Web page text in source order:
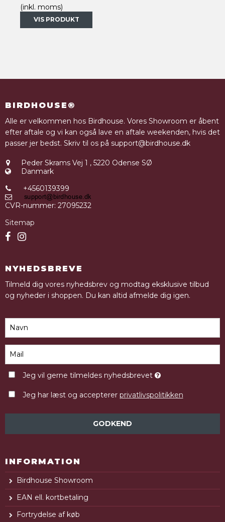
(inkl. moms)
VIS PRODUKT
BIRDHOUSE®
Alle er velkommen hos Birdhouse. Vores Showroom er åbent
efter aftale og vi kan også lave en aftale weekenden, hvis det
passer jer bedst. Skriv til os på support@birdhouse.dk
Peder Skrams Vej 1 , 5220 Odense SØ
Danmark
+4560139399
CVR-nummer: 27095232
Sitemap
NYHEDSBREVE
Tilmeld dig vores nyhedsbrev og modtag eksklusive tilbud
og nyheder i shoppen. Du kan altid afmelde dig igen.
Jeg vil gerne tilmeldes nyhedsbrevet
Jeg har læst og accepterer privatlivspolitikken
GODKEND
INFORMATION
Birdhouse Showroom
EAN ell. kortbetaling
Fortrydelse af køb